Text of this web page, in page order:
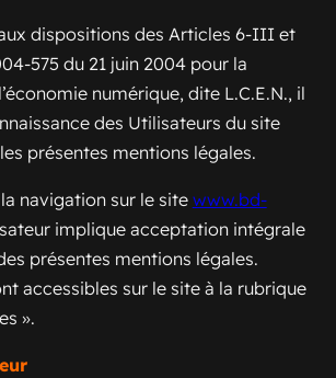
dispositions des Articles 6-III et
575 du 21 juin 2004 pour la
numérique, dite L.C.E.N., il
des Utilisateurs du site
présentes mentions légales.
navigation sur le site www.bd-
implique acceptation intégrale
présentes mentions légales.
accessibles sur le site à la rubrique
».